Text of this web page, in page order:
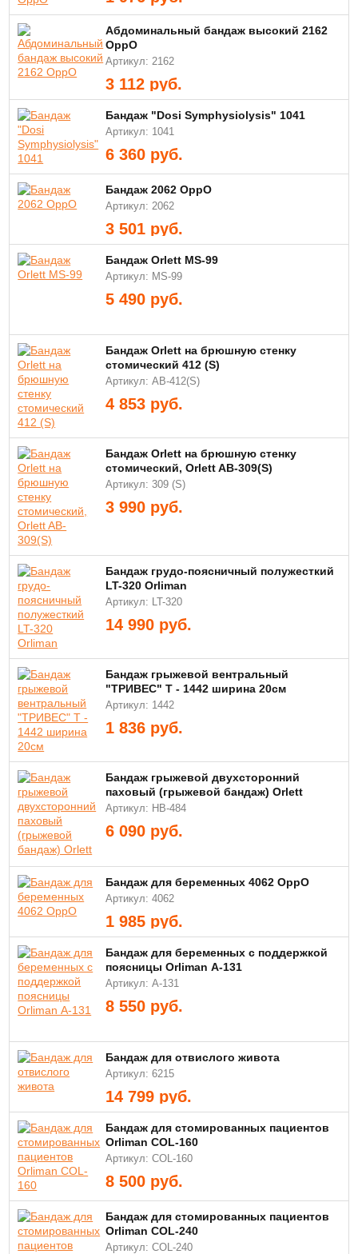
Абдоминальный бандаж высокий 2162
OppO
Артикул: 2162
3 112 руб.
Бандаж "Dosi Symphysiolysis" 1041
Артикул: 1041
6 360 руб.
Бандаж 2062 OppO
Артикул: 2062
3 501 руб.
Бандаж Orlett MS-99
Артикул: MS-99
5 490 руб.
Бандаж Orlett на брюшную стенку
стомический 412 (S)
Артикул: АВ-412(S)
4 853 руб.
Бандаж Orlett на брюшную стенку
стомический, Orlett AB-309(S)
Артикул: 309 (S)
3 990 руб.
Бандаж грудо-поясничный полужесткий
LT-320 Orliman
Артикул: LT-320
14 990 руб.
Бандаж грыжевой вентральный
"ТРИВЕС" Т - 1442 ширина 20см
Артикул: 1442
1 836 руб.
Бандаж грыжевой двухсторонний
паховый (грыжевой бандаж) Orlett
Артикул: HB-484
6 090 руб.
Бандаж для беременных 4062 OppO
Артикул: 4062
1 985 руб.
Бандаж для беременных с поддержкой
поясницы Orliman А-131
Артикул: A-131
8 550 руб.
Бандаж для отвислого живота
Артикул: 6215
14 799 руб.
Бандаж для стомированных пациентов
Orliman COL-160
Артикул: COL-160
8 500 руб.
Бандаж для стомированных пациентов
Orliman COL-240
Артикул: COL-240